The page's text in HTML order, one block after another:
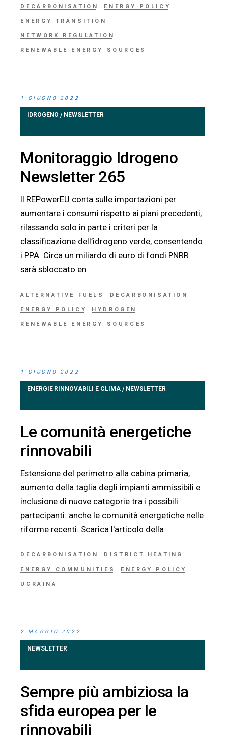
DECARBONISATION ENERGY POLICY
ENERGY TRANSITION
NETWORK REGULATION
RENEWABLE ENERGY SOURCES
1 GIUGNO 2022
IDROGENO / NEWSLETTER
Monitoraggio Idrogeno
Newsletter 265
Il REPowerEU conta sulle importazioni per
aumentare i consumi rispetto ai piani precedenti,
rilassando solo in parte i criteri per la
classificazione dell’idrogeno verde, consentendo
i PPA. Circa un miliardo di euro di fondi PNRR
sarà sbloccato en
ALTERNATIVE FUELS DECARBONISATION
ENERGY POLICY HYDROGEN
RENEWABLE ENERGY SOURCES
1 GIUGNO 2022
ENERGIE RINNOVABILI E CLIMA / NEWSLETTER
Le comunità energetiche
rinnovabili
Estensione del perimetro alla cabina primaria,
aumento della taglia degli impianti ammissibili e
inclusione di nuove categorie tra i possibili
partecipanti: anche le comunità energetiche nelle
riforme recenti. Scarica l'articolo della
DECARBONISATION DISTRICT HEATING
ENERGY COMMUNITIES ENERGY POLICY
UCRAINA
2 MAGGIO 2022
NEWSLETTER
Sempre più ambiziosa la
sfida europea per le
rinnovabili